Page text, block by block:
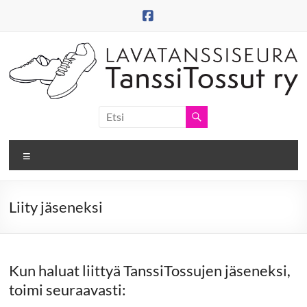
Tanssitossut
ry
Tanssitossujen
sivut
Liity jäseneksi
Kun haluat liittyä TanssiTossujen jäseneksi,
toimi seuraavasti: